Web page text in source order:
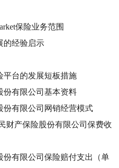
保险业务范围
的经验启示
平台的发展短板措施
份有限公司基本资料
份有限公司网销经营模式
财产保险股份有限公司保费收
份有限公司保险赔付支出（单